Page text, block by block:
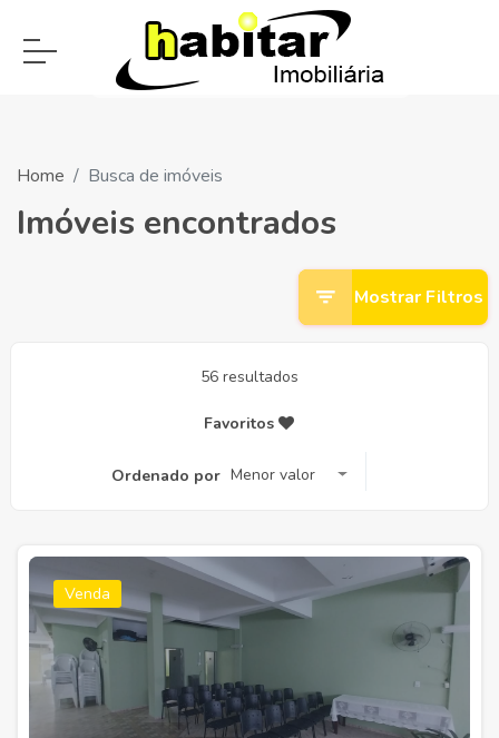
Home Busca de imóveis
Imóveis encontrados
Mostrar Filtros
56 resultados
Favoritos
Ordenado por Menor valor
Venda